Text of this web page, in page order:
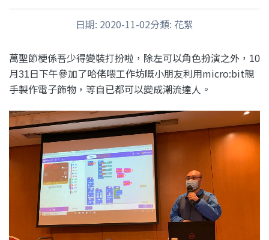
日期: 2020-11-02分類: 花絮
萬聖節梗係吾少得變裝打扮啦，除左可以角色扮演之外， 10
月31日下午參加了哈佬喂工作坊嘅小朋友利用micro:bit親
手製作電子飾物，等自已都可以變成潮流達人。